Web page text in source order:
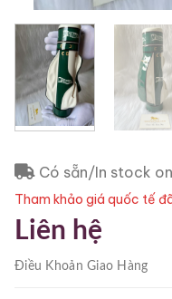
Có sẵn/In stock
Tham khảo giá quốc tế
Liên hệ
Điều KhoảnGiao Hàng